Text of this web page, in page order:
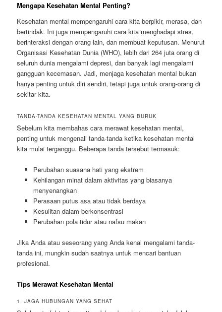
Mengapa Kesehatan Mental Penting?
Kesehatan mental mempengaruhi cara kita berpikir, merasa, dan
bertindak. Ini juga mempengaruhi cara kita menghadapi stres,
berinteraksi dengan orang lain, dan membuat keputusan. Menurut
Organisasi Kesehatan Dunia (WHO), lebih dari 264 juta orang di
seluruh dunia mengalami depresi, dan banyak lagi mengalami
gangguan kecemasan. Jadi, menjaga kesehatan mental bukan
hanya penting untuk diri sendiri, tetapi juga untuk orang-orang di
sekitar kita.
TANDA-TANDA KESEHATAN MENTAL YANG BURUK
Sebelum kita membahas cara merawat kesehatan mental,
penting untuk mengenali tanda-tanda ketika kesehatan mental
kita mulai terganggu. Beberapa tanda tersebut termasuk:
Perubahan suasana hati yang ekstrem
Kehilangan minat dalam aktivitas yang biasanya
menyenangkan
Perasaan putus asa atau tidak berdaya
Kesulitan dalam berkonsentrasi
Perubahan pola tidur atau nafsu makan
Jika Anda atau seseorang yang Anda kenal mengalami tanda-
tanda ini, mungkin sudah saatnya untuk mencari bantuan
profesional.
Tips Merawat Kesehatan Mental
1. JAGA HUBUNGAN YANG SEHAT